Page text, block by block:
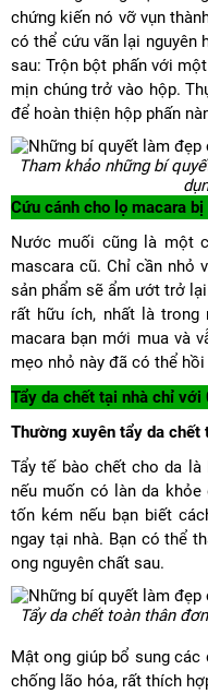
chứng kiến nó vỡ vụn
có thể cứu vãn lại nguyên
sau: Trộn bột phấn với
mịn chúng trở vào hộp.
để hoàn thiện hộp phấn
Tham khảo những bí
Cứu cánh cho lọ macara bị
Nước muối cũng là một
mascara cũ. Chỉ cần nhỏ
sản phẩm sẽ ẩm ướt trở
rất hữu ích, nhất là trong
macara bạn mới mua và
mẹo nhỏ này đã có thể
Tẩy da chết tại nhà chỉ với
Thường xuyên tẩy da chết
Tẩy tế bào chết cho da
nếu muốn có làn da
tốn kém nếu bạn biết
ngay tại nhà. Bạn có thể
ong nguyên chất sau.
Tẩy da chết toàn thân
Mật ong giúp bổ sung
chống lão hóa, rất thích